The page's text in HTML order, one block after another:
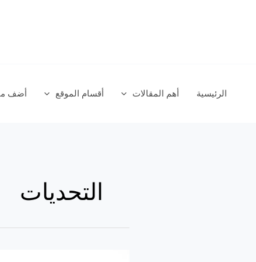
الرئيسية أهم المقالات أقسام الموقع أضف
التحديات